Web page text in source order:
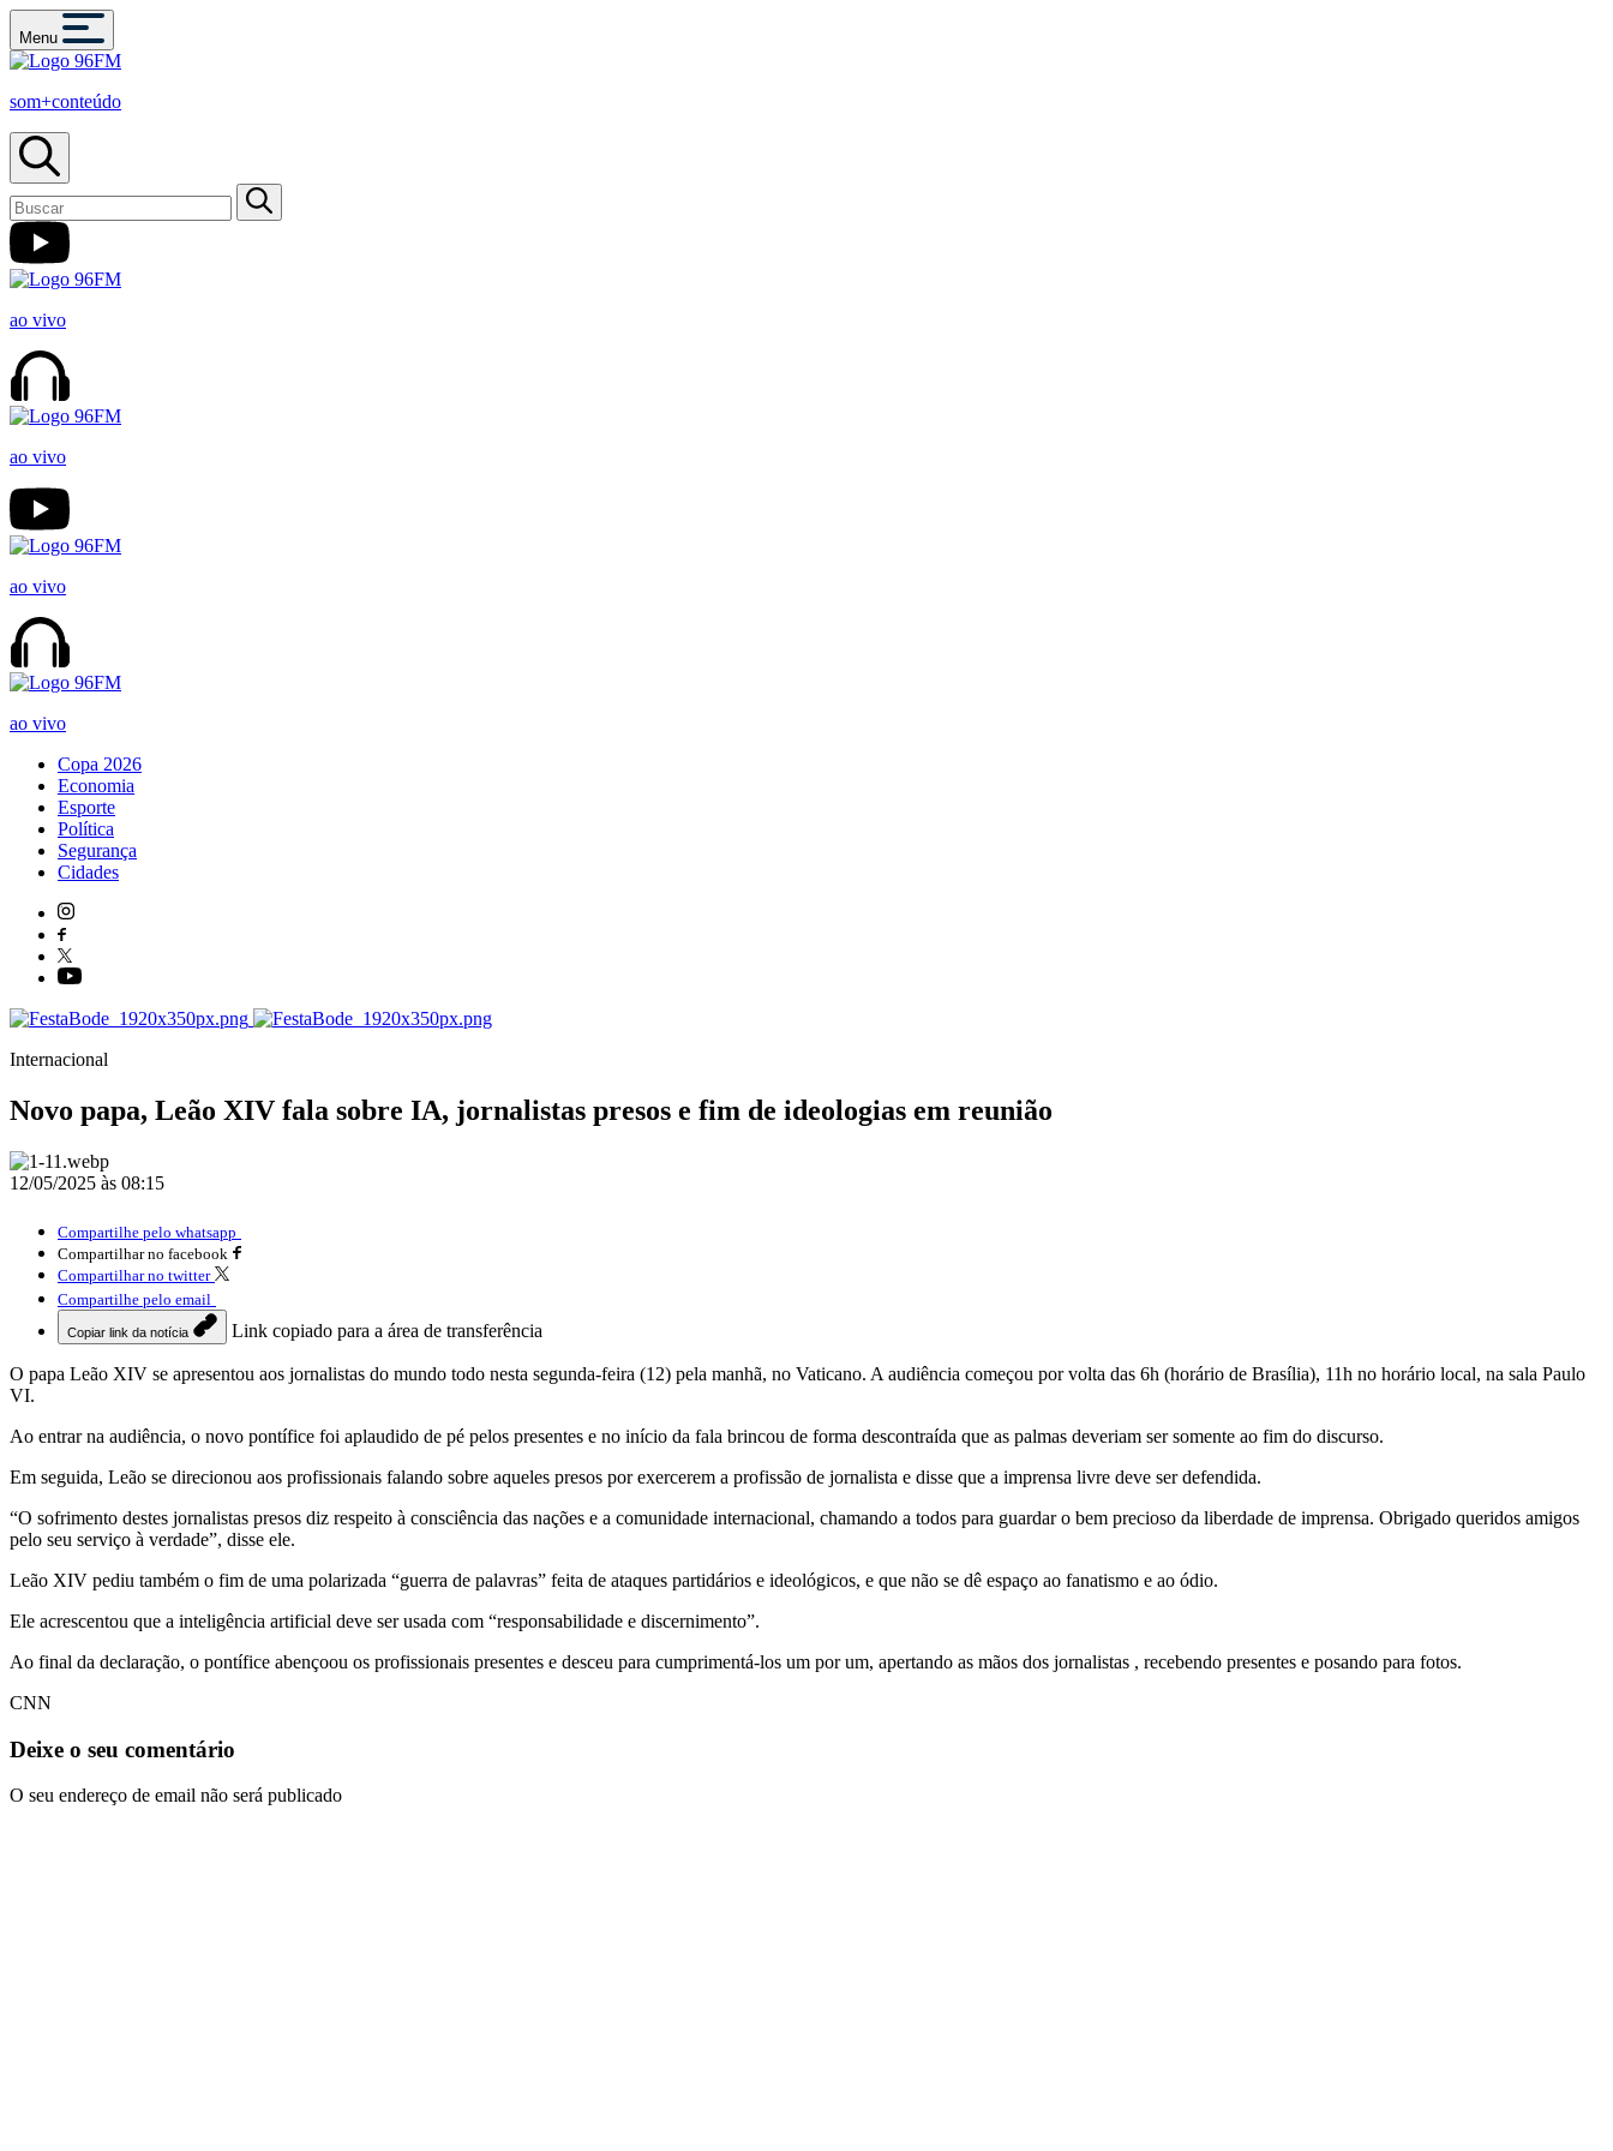
Menu
som+conteúdo
ao vivo
ao vivo
ao vivo
ao vivo
Copa 2026
Economia
Esporte
Política
Segurança
Cidades
Internacional
Novo papa, Leão XIV fala sobre IA, jornalistas presos e fim de ideologias em reunião
12/05/2025 às 08:15
Compartilhe pelo whatsapp
Compartilhar no facebook
Compartilhar no twitter
Compartilhe pelo email
Copiar link da notícia Link copiado para a área de transferência
O papa Leão XIV se apresentou aos jornalistas do mundo todo nesta segunda-feira (12) pela manhã, no Vaticano. A audiência começou por volta das 6h (horário de Brasília), 11h no horário local, na sala Paulo
VI.
Ao entrar na audiência, o novo pontífice foi aplaudido de pé pelos presentes e no início da fala brincou de forma descontraída que as palmas deveriam ser somente ao fim do discurso.
Em seguida, Leão se direcionou aos profissionais falando sobre aqueles presos por exercerem a profissão de jornalista e disse que a imprensa livre deve ser defendida.
“O sofrimento destes jornalistas presos diz respeito à consciência das nações e a comunidade internacional, chamando a todos para guardar o bem precioso da liberdade de imprensa. Obrigado queridos amigos
pelo seu serviço à verdade”, disse ele.
Leão XIV pediu também o fim de uma polarizada “guerra de palavras” feita de ataques partidários e ideológicos, e que não se dê espaço ao fanatismo e ao ódio.
Ele acrescentou que a inteligência artificial deve ser usada com “responsabilidade e discernimento”.
Ao final da declaração, o pontífice abençoou os profissionais presentes e desceu para cumprimentá-los um por um, apertando as mãos dos jornalistas , recebendo presentes e posando para fotos.
CNN
Deixe o seu comentário
O seu endereço de email não será publicado